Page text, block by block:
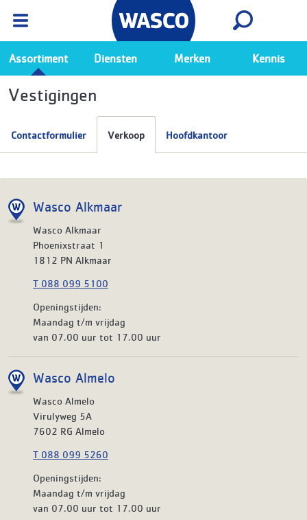
Ga naar de Wasco app
Bekijk
Assortiment Diensten Merken Kennis
Vestigingen
Contactformulier Verkoop Hoofdkantoor
Wasco Alkmaar
Wasco Alkmaar
Phoenixstraat 1
1812 PN Alkmaar
T 088 099 5100
Openingstijden:
Maandag t/m vrijdag
van 07.00 uur tot 17.00 uur
Wasco Almelo
Wasco Almelo
Virulyweg 5A
7602 RG Almelo
T 088 099 5260
Openingstijden:
Maandag t/m vrijdag
van 07.00 uur tot 17.00 uur